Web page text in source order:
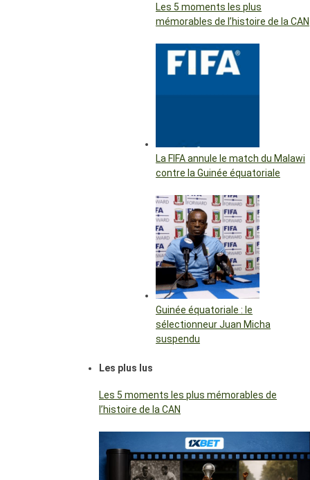
Les 5 moments les plus
mémorables de l’histoire de la CAN
La FIFA annule le match du Malawi
contre la Guinée équatoriale
Guinée équatoriale : le
sélectionneur Juan Micha
suspendu
Les plus lus
Les 5 moments les plus mémorables de
l’histoire de la CAN